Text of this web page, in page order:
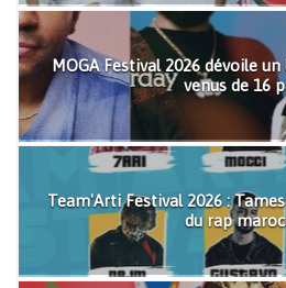
MOGA Festival 2026 dévoile
venus de 16
Team'Arti Festival 2026 :
du rap